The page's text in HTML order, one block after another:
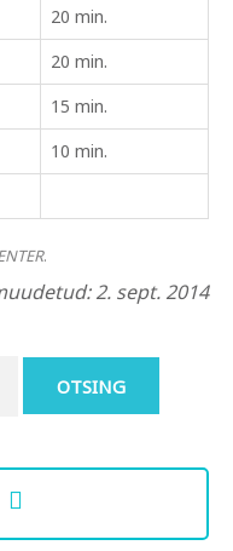
20 min.
20 min.
15 min.
10 min.
.
2. sept. 2014